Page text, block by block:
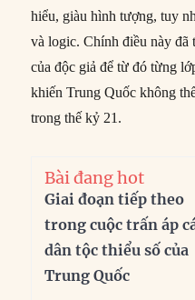
hiểu, giàu hình tượng, tuy
và logic. Chính điều này đã
của độc giả để từ đó từng
khiến Trung Quốc không
trong thế kỷ 21.
Bài đang hot
Giai đoạn tiếp theo
trong cuộc trấn áp
dân tộc thiểu số của
Trung Quốc